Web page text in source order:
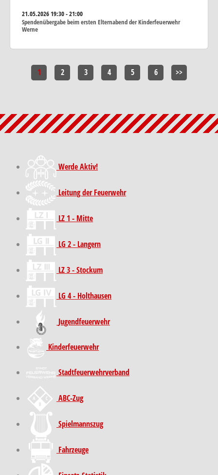
21.05.202619:30 - 21:00
Spendenübergabe beim ersten Elternabend der Kinderfeuerwehr
Werne
1 2 3 4 5 6 >>
Werde Aktiv!
Leitung der Feuerwehr
LZ 1 - Mitte
LG 2 - Langern
LZ 3 - Stockum
LG 4 - Holthausen
Jugendfeuerwehr
Kinder­feuer­wehr
Stadt­feuer­wehr­verband
ABC-Zug
Spielmannszug
Fahrzeuge